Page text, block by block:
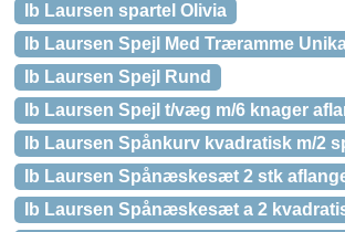
Ib Laursen spartel Olivia
Ib Laursen Spejl Med Træramme
Ib Laursen Spejl Rund
Ib Laursen Spejl t/væg m/6 knager
Ib Laursen Spånkurv kvadratisk m/2
Ib Laursen Spånæskesæt 2 stk
Ib Laursen Spånæskesæt a 2